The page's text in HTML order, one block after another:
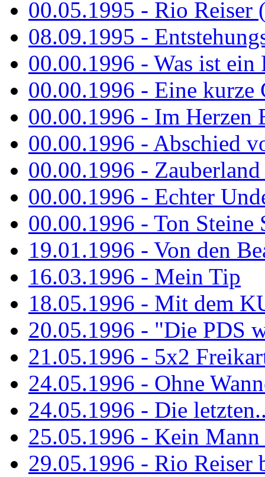
00.05.1995 - Rio Reiser
08.09.1995 -
00.00.1996 - Was ist ein
00.00.1996 - Eine kurze
00.00.1996 - Im Herzen
00.00.1996 - Abschied
00.00.1996 -
00.00.1996 - Echter
00.00.1996 - Ton Steine
19.01.1996 - Von den
16.03.1996 - Mein Tip
18.05.1996 - Mit dem
20.05.1996 - "Die PDS
21.05.1996 - 5x2
24.05.1996 - Ohne
24.05.1996 - Die
25.05.1996 - Kein
29.05.1996 - Rio Reiser